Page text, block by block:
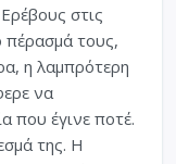
στις
τους,
η λαμπρότερη
να
που έγινε ποτέ.
της. Η